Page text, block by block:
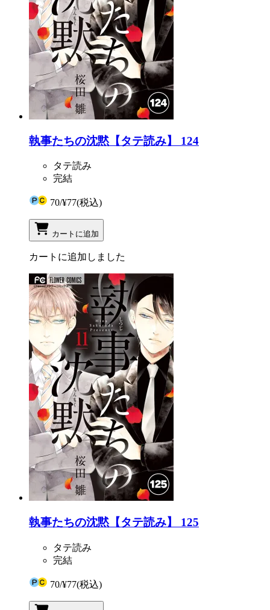
執事たちの沈黙【タテ読み】 124
タテ読み
完結
70/¥77(税込)
カートに追加
カートに追加しました
執事たちの沈黙【タテ読み】 125
タテ読み
完結
70/¥77(税込)